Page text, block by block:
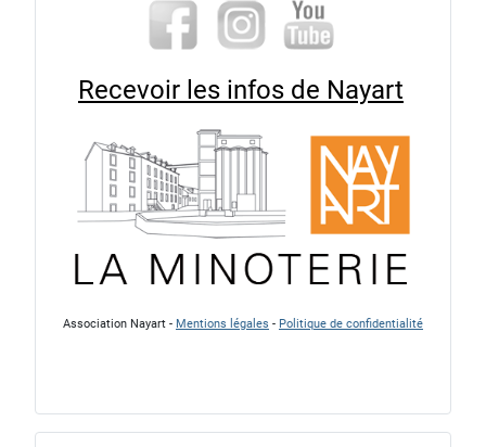
Recevoir les infos de Nayart
Association Nayart - Mentions légales - Politique de confidentialité